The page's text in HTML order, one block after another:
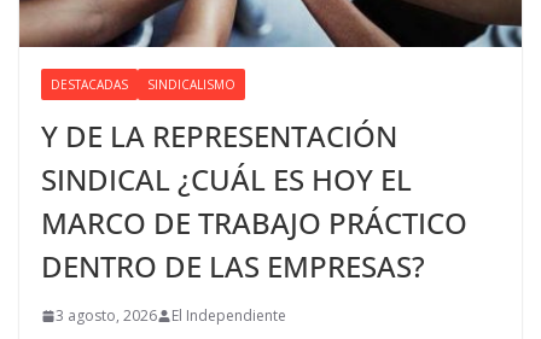
DESTACADAS SINDICALISMO
Y DE LA REPRESENTACIÓN
SINDICAL ¿CUÁL ES HOY EL
MARCO DE TRABAJO PRÁCTICO
DENTRO DE LAS EMPRESAS?
3 agosto, 2026 El Independiente